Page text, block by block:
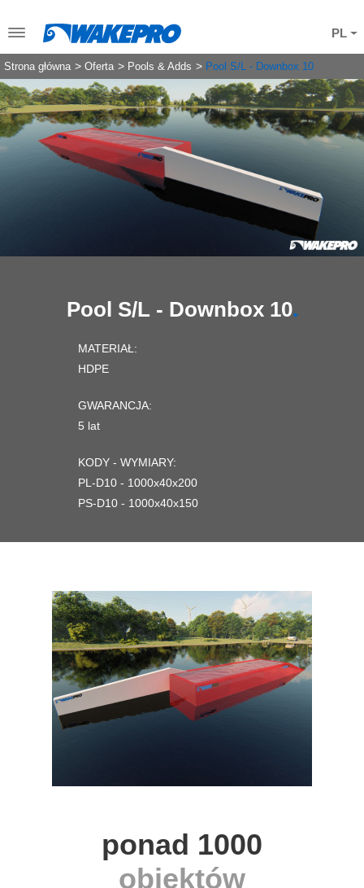
PL
Strona główna Oferta Pools & Adds Pool S/L - Downbox 10
Pool S/L - Downbox 10
MATERIAŁ:
HDPE
GWARANCJA:
5 lat
KODY - WYMIARY:
PL-D10 - 1000x40x200
PS-D10 - 1000x40x150
ponad 1000
obiektów